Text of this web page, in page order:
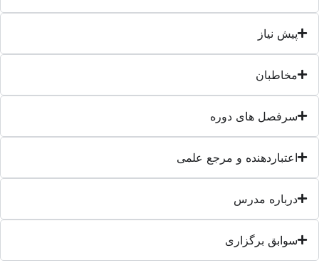
پیش نیاز
مخاطبان
سرفصل های دوره
اعتباردهنده و مرجع علمی
درباره مدرس
سوابق برگزاری